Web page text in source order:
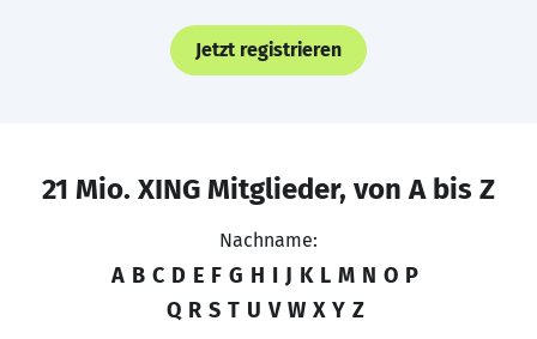
Jetzt registrieren
21 Mio. XING Mitglieder, von A bis Z
Nachname:
A B C D E F G H I J K L M N O P
Q R S T U V W X Y Z